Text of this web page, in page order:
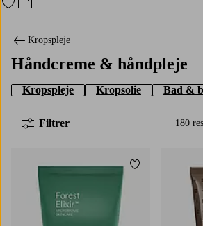
Gå til favoritmarkerede produkter
Gå til indkøbskurven
Kropspleje
Håndcreme & håndpleje
Kropspleje Kropsolie Bad &
180
Filtrer
Tilføj til